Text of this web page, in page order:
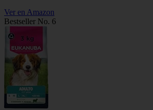
Ver en Amazon
Bestseller No. 6